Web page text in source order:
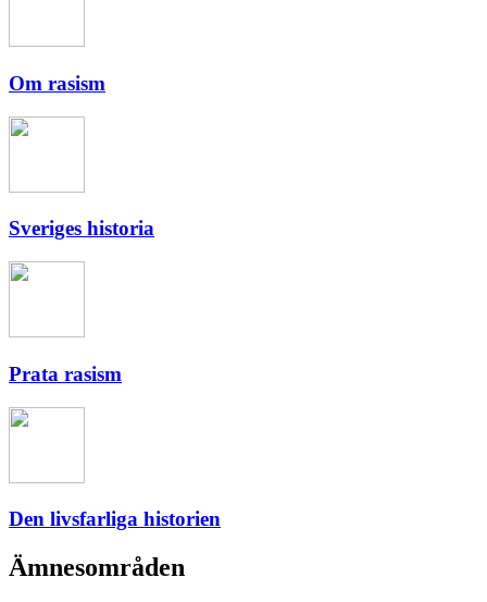
Om rasism
Sveriges historia
Prata rasism
Den livsfarliga historien
Ämnesområden